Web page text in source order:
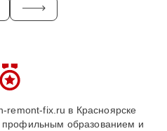
remont-fix.ru в Красноярске
образованием и